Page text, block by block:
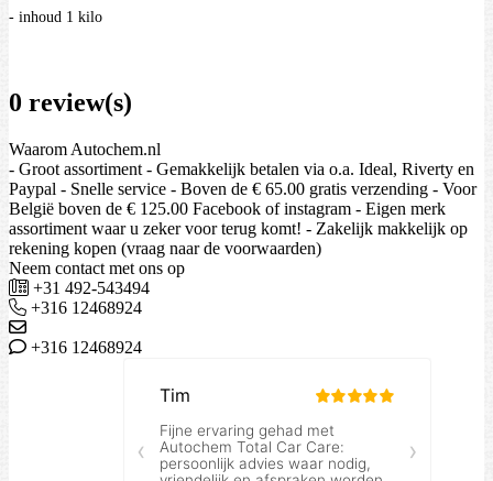
- inhoud 1 kilo
0 review(s)
Waarom Autochem.nl
- Groot assortiment - Gemakkelijk betalen via o.a. Ideal, Riverty en
Paypal - Snelle service - Boven de € 65.00 gratis verzending - Voor
België boven de € 125.00 Facebook of instagram - Eigen merk
assortiment waar u zeker voor terug komt! - Zakelijk makkelijk op
rekening kopen (vraag naar de voorwaarden)
Neem contact met ons op
+31 492-543494
+316 12468924
+316 12468924